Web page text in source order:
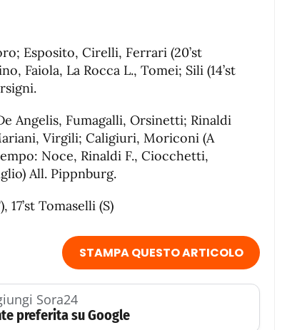
Esposito, Cirelli, Ferrari (20’st
Faiola, La Rocca L., Tomei; Sili (14’st
Angelis, Fumagalli, Orsinetti; Rinaldi
Virgili; Caligiuri, Moriconi (A
Noce, Rinaldi F., Ciocchetti,
All. Pippnburg.
17’st Tomaselli (S)
STAMPA QUESTO ARTICOLO
Sora24
preferita su Google